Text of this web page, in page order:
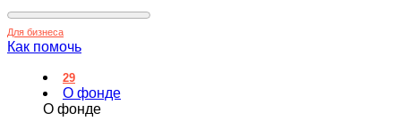
Для бизнеса
Как помочь
29
О фонде
О фонде